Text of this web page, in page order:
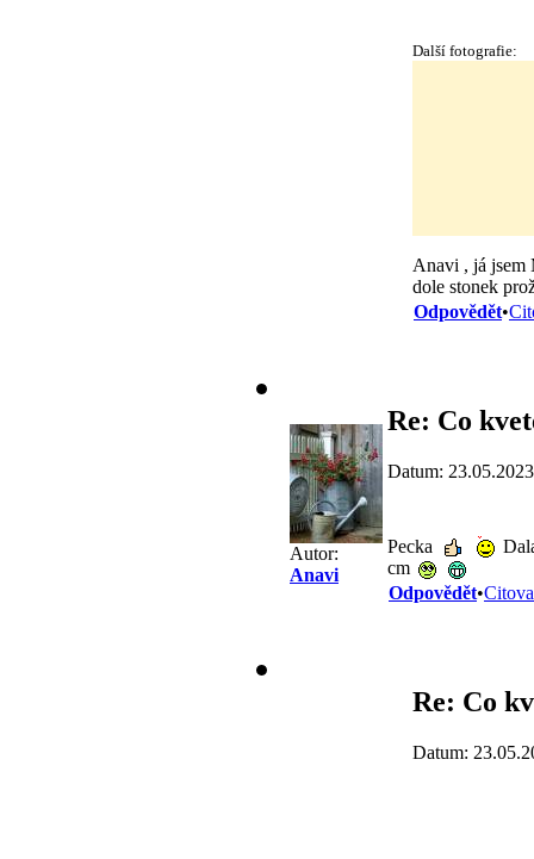
Další fotografie:
Anavi , já jsem
dole stonek
Odpovědět•
Autor:
Anavi
Re: Co
Datum:
Pecka
cm
Odpovědět•
Re: Co
Datum: